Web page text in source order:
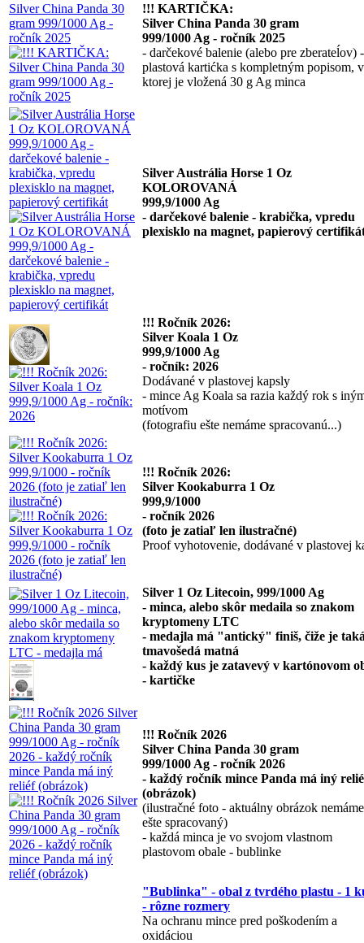
!!! KARTIČKA:
Silver China Panda 30 gram
999/1000 Ag - ročník 2025
- darčekové balenie (alebo pre zberateĺov) -
plastová kartićka s kompletným popisom, v
ktorej je vložená 30 g Ag minca
Silver Austrália Horse 1 Oz
KOLOROVANÁ
999,9/1000 Ag
- darčekové balenie - krabička, vpredu
plexisklo na magnet, papierový
!!! Ročník 2026:
Silver Koala 1 Oz
999,9/1000 Ag
- ročník: 2026
Dodávané v plastovej kapsly
- mince Ag Koala sa razia každý rok s
motívom
(fotografiu ešte nemáme spracovanú...)
!!! Ročník 2026:
Silver Kookaburra 1 Oz
999,9/1000
- ročník 2026
(foto je zatiaľ len ilustračné)
Proof vyhotovenie, dodávané v plastovej
Silver 1 Oz Litecoin, 999/1000 Ag
- minca, alebo skôr medaila so znakom
kryptomeny LTC
- medajla má "antický" finiš, čiže je
tmavošedá matná
- každý kus je zatavevý v kartónovom
- kartičke
!!! Ročník 2026
Silver China Panda 30 gram
999/1000 Ag - ročník 2026
- každý ročník mince Panda má iný
(obrázok)
(ilustračné foto - aktuálny obrázok nemáme
ešte spracovaný)
- každá minca je vo svojom vlastnom
plastovom obale - bublinke
"Bublinka" - obal z tvrdého plastu - 1
- rôzne rozmery
Na ochranu mince pred poškodením a
oxidáciou